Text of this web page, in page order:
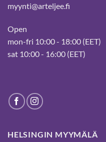
myynti@arteljee.fi
Open
mon-fri 10:00 - 18:00 (EET)
sat 10:00 - 16:00 (EET)
HELSINGIN MYYMÄLÄ